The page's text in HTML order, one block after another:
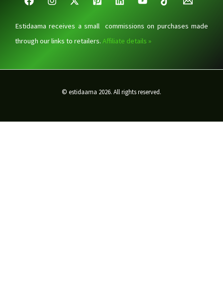
Estidaama receives a small commissions on purchases made
through our links to retailers. Affiliate details »
© estidaama 2026. All rights reserved.